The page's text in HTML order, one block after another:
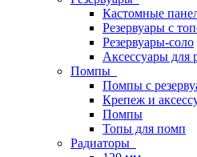
Кастомные
Резервуары с
Резервуары-соло
Аксессуары для
Помпы
Помпы с
Крепеж и
Помпы
Топы для помп
Радиаторы